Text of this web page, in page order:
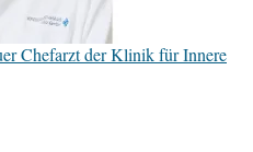
Chefarzt der Klinik für Innere